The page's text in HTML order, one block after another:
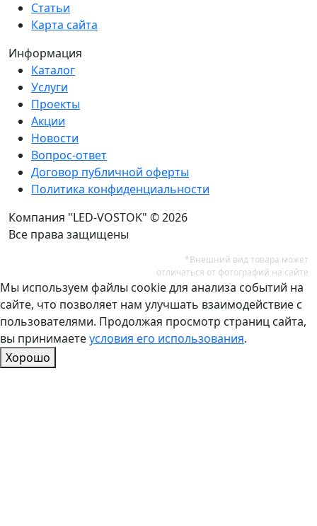
Статьи
Карта сайта
Информация
Каталог
Услуги
Проекты
Акции
Новости
Вопрос-ответ
Договор публичной оферты
Политика конфиденциальности
Компания "LED-VOSTOK" © 2026
Все права защищены
*Внешний вид товара может
отличаться от фотографий на сайте
Мы используем файлы cookie для анализа событий на
сайте, что позволяет нам улучшать взаимодействие с
пользователями. Продолжая просмотр страниц сайта,
вы принимаетеусловия его использования.
Хорошо